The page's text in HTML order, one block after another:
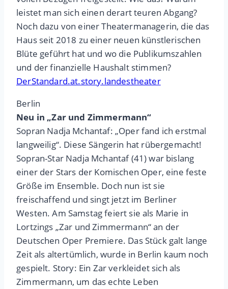
leistet man sich einen derart teuren Abgang?
Noch dazu von einer Theatermanagerin, die das
Haus seit 2018 zu einer neuen künstlerischen
Blüte geführt hat und wo die Publikumszahlen
und der finanzielle Haushalt stimmen?
DerStandard.at.story.landestheater
Berlin
Neu in „Zar und Zimmermann“
Sopran Nadja Mchantaf: „Oper fand ich erstmal
langweilig“. Diese Sängerin hat rübergemacht!
Sopran-Star Nadja Mchantaf (41) war bislang
einer der Stars der Komischen Oper, eine feste
Größe im Ensemble. Doch nun ist sie
freischaffend und singt jetzt im Berliner
Westen. Am Samstag feiert sie als Marie in
Lortzings „Zar und Zimmermann“ an der
Deutschen Oper Premiere. Das Stück galt lange
Zeit als altertümlich, wurde in Berlin kaum noch
gespielt. Story: Ein Zar verkleidet sich als
Zimmermann, um das echte Leben